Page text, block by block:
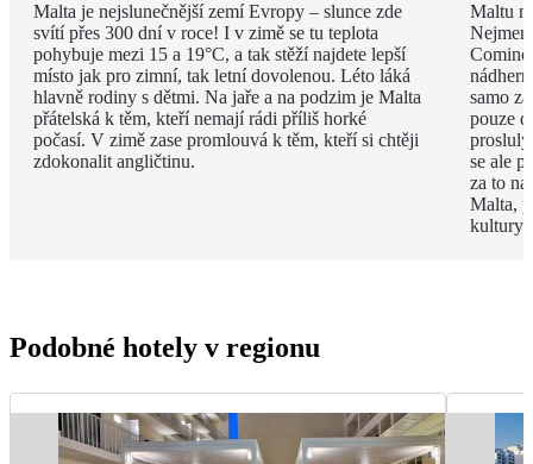
Malta je nejslunečnější zemí Evropy – slunce zde
svítí přes 300 dní v roce! I v zimě se tu teplota
pohybuje mezi 15 a 19°C, a tak stěží najdete lepší
místo jak pro zimní, tak letní dovolenou. Léto láká
hlavně rodiny s dětmi. Na jaře a na podzim je Malta
přátelská k těm, kteří nemají rádi příliš horké
počasí. V zimě zase promlouvá k těm, kteří si chtěji
zdokonalit angličtinu.
Maltu
samo
pouze
se ale
za to
Malta,
kultury
Podobné hotely v regionu